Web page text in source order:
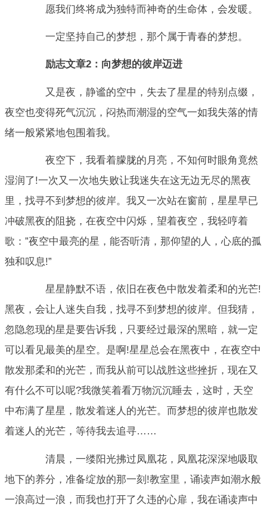
愿我们终将成为独特而神奇的生命体，会发暖。
一定坚持自己的梦想，那个属于青春的梦想。
励志文章2：向梦想的彼岸迈进
又是夜，静谧的空中，失去了星星的特别点缀，
夜空也变得死气沉沉，闷热而潮湿的空气一如我失落的情
绪一般紧紧地包围着我。
夜空下，我看着朦胧的月亮，不知何时眼角竟然
湿润了!一次又一次地失败让我迷失在这无边无尽的黑夜
里，找寻不到梦想的彼岸。我又一次站在窗前，星星早已
冲破黑夜的阻挠，在夜空中闪烁，望着夜空，我轻哼着
歌：”夜空中最亮的星，能否听清，那仰望的人，心底的孤
独和叹息!”
星星静默不语，依旧在夜色中散发着柔和的光芒!
黑夜，会让人迷失自我，找寻不到梦想的彼岸。但我猜，
忽隐忽现的星是要告诉我，只要经过最深的黑暗，就一定
可以看见最美的星空。是啊!星星总会在黑夜中，在夜空中
散发那柔和的光芒，而我从前可以战胜这些挫折，现在又
有什么不可以呢?我微笑着看万物沉沉睡去，这时，天空
中布满了星星，散发着迷人的光芒。而梦想的彼岸也散发
着迷人的光芒，等待我去追寻……
清晨，一缕阳光拂过凤凰花，凤凰花深深地吸取
地下的养分，准备绽放的那一刻!教室里，诵读声如潮水般
一浪高过一浪，而我也打开了久违的心扉，我在诵读声中